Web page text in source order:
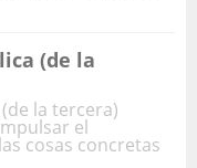
(de la
la tercera)
el
cosas concretas